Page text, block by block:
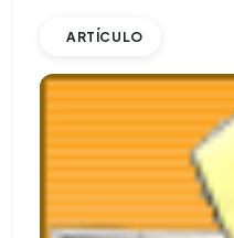
ARTÍCULO